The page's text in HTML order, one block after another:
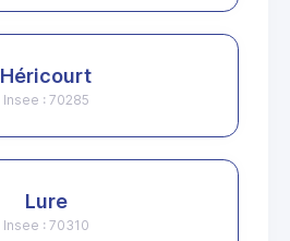
Héricourt
Insee : 70285
Lure
Insee : 70310